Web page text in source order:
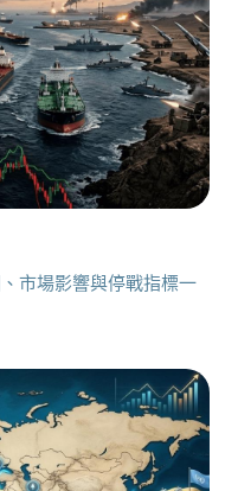
市場影響與停戰指標一